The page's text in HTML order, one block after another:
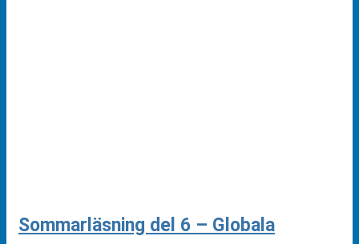
Sommarläsning del 6 – Globala